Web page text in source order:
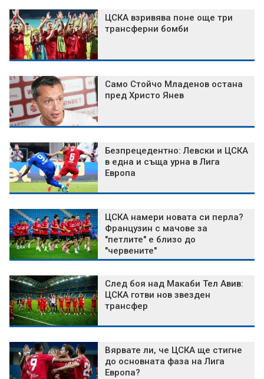
ЦСКА взривява поне още три
трансферни бомби
Само Стойчо Младенов остана
пред Христо Янев
Безпрецедентно: Левски и ЦСКА
в една и съща урна в Лига
Европа
ЦСКА намери новата си перла?
Французин с мачове за
"петлите" е близо до
"червените"
След боя над Макаби Тел Авив:
ЦСКА готви нов звезден
трансфер
Вярвате ли, че ЦСКА ще стигне
до основната фаза на Лига
Европа?